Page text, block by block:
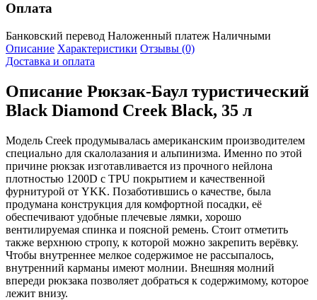
Оплата
Банковский перевод Наложенный платеж Наличными
Описание Характеристики Отзывы (0)
Доставка и оплата
Описание Рюкзак-Баул туристический
Black Diamond Creek Black, 35 л
Модель Creek продумывалась американским производителем
специально для скалолазания и альпинизма. Именно по этой
причине рюкзак изготавливается из прочного нейлона
плотностью 1200D с TPU покрытием и качественной
фурнитурой от YKK. Позаботившись о качестве, была
продумана конструкция для комфортной посадки, её
обеспечивают удобные плечевые лямки, хорошо
вентилируемая спинка и поясной ремень. Стоит отметить
также верхнюю стропу, к которой можно закрепить верёвку.
Чтобы внутреннее мелкое содержимое не рассыпалось,
внутренний карманы имеют молнии. Внешняя молний
впереди рюкзака позволяет добраться к содержимому, которое
лежит внизу.